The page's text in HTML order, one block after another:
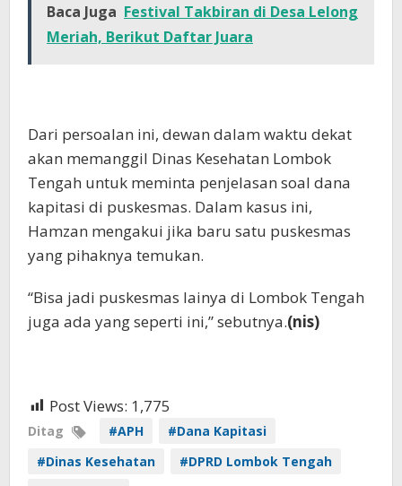
Baca Juga Festival Takbiran di Desa Lelong
Meriah, Berikut Daftar Juara
Dari persoalan ini, dewan dalam waktu dekat
akan memanggil Dinas Kesehatan Lombok
Tengah untuk meminta penjelasan soal dana
kapitasi di puskesmas. Dalam kasus ini,
Hamzan mengakui jika baru satu puskesmas
yang pihaknya temukan.
“Bisa jadi puskesmas lainya di Lombok Tengah
juga ada yang seperti ini,” sebutnya.(nis)
Post Views: 1,775
Ditag #APH
#Dana Kapitasi
#Dinas Kesehatan
#DPRD Lombok Tengah